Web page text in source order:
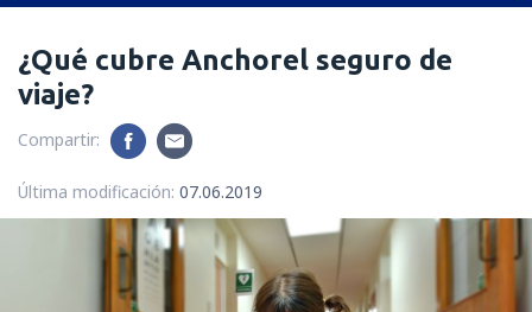
¿Qué cubre Anchorel seguro de
viaje?
Compartir:
Última modificación: 07.06.2019